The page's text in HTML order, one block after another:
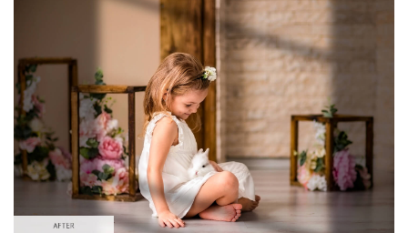
Kérlek, válassz
Free Ps Overlay #10
Small 800*533px
Sunlight Shadows
(40 Overlays)